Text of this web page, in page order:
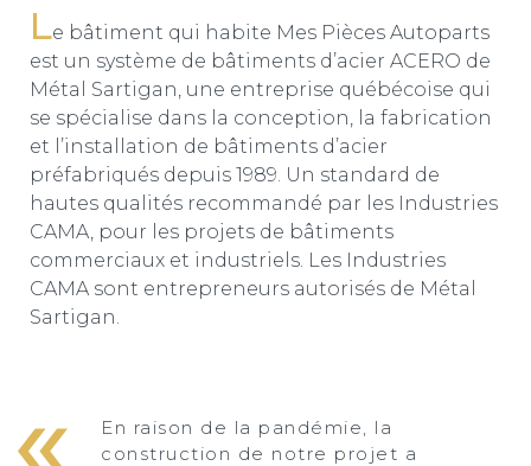
Le bâtiment qui habite Mes Pièces Autoparts
est un système de bâtiments d’acier ACERO de
Métal Sartigan, une entreprise québécoise qui
se spécialise dans la conception, la fabrication
et l’installation de bâtiments d’acier
préfabriqués depuis 1989. Un standard de
hautes qualités recommandé par les Industries
CAMA, pour les projets de bâtiments
commerciaux et industriels. Les Industries
CAMA sont entrepreneurs autorisés de Métal
Sartigan.
En raison de la pandémie, la
construction de notre projet a